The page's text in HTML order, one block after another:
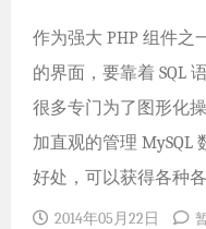
作为强大 PHP 组件之
的界面，要靠着 SQL
很多专门为了图形化
加直观的管理 MySQL
好处，可以获得各种
2014年05月22日